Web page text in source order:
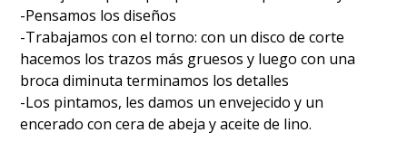
-Pensamos los diseños
-Trabajamos con el torno: con un disco de corte
hacemos los trazos más gruesos y luego con una
broca diminuta terminamos los detalles
-Los pintamos, les damos un envejecido y un
encerado con cera de abeja y aceite de lino.